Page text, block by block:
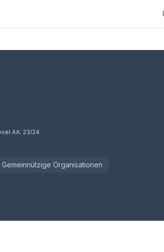
AA: 23/24
Gemeinnützige Organisationen